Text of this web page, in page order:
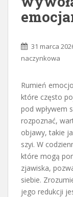
31 marca
naczynkowa
Rumień
które często
pod wpływem
rozpoznać,
objawy, takie
szyi. W
które mogą
zjawiska,
siebie.
jego redukcji